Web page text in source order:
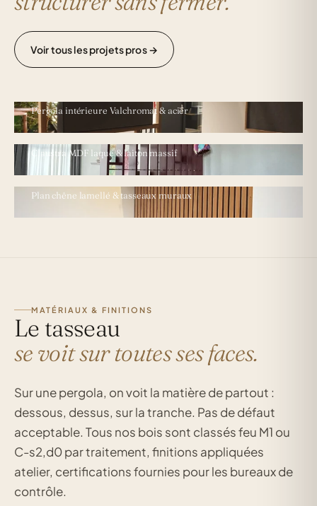
Voir tous les projets pros →
Pergola intérieure Valchromat & acier
Claustra MDF laqué & laiton massif
Plan chêne lamellé & tasseaux muraux
MATÉRIAUX & FINITIONS
Le tasseau
se voit sur toutes ses faces.
Sur une pergola, on voit la matière de partout :
dessous, dessus, sur la tranche. Pas de défaut
acceptable. Tous nos bois sont classés feu M1 ou
C-s2,d0 par traitement, finitions appliquées
atelier, certifications fournies pour les bureaux de
contrôle.